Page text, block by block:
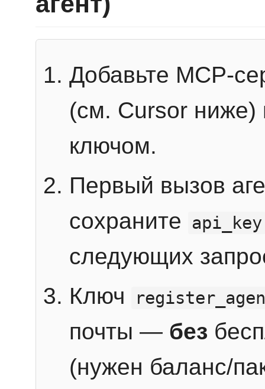
Добавьте MCP-
(см. Cursor ниже)
ключом.
Первый вызов
сохраните
api_key
следующих
Ключ
почты — без
(нужен баланс/